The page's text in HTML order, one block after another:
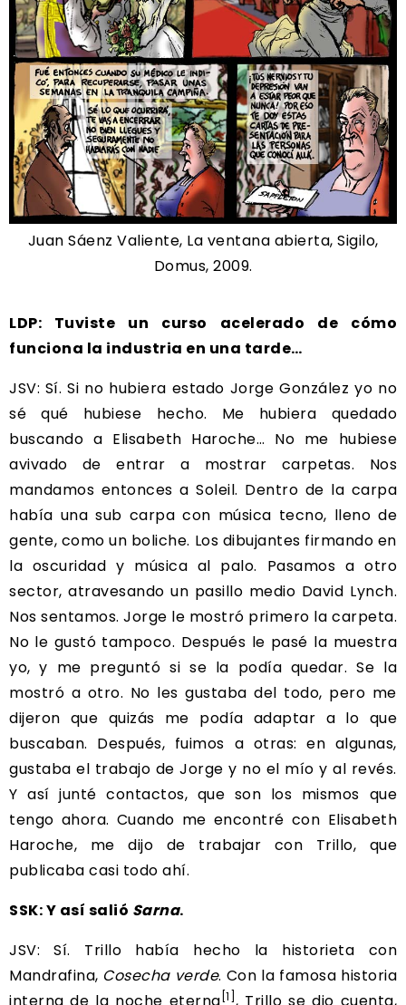
Juan Sáenz Valiente, La ventana abierta, Sigilo,
Domus, 2009.
LDP: Tuviste un curso acelerado de cómo
funciona la industria en una tarde…
JSV: Sí. Si no hubiera estado Jorge González yo no
sé qué hubiese hecho. Me hubiera quedado
buscando a Elisabeth Haroche… No me hubiese
avivado de entrar a mostrar carpetas. Nos
mandamos entonces a Soleil. Dentro de la carpa
había una sub carpa con música tecno, lleno de
gente, como un boliche. Los dibujantes firmando en
la oscuridad y música al palo. Pasamos a otro
sector, atravesando un pasillo medio David Lynch.
Nos sentamos. Jorge le mostró primero la carpeta.
No le gustó tampoco. Después le pasé la muestra
yo, y me preguntó si se la podía quedar. Se la
mostró a otro. No les gustaba del todo, pero me
dijeron que quizás me podía adaptar a lo que
buscaban. Después, fuimos a otras: en algunas,
gustaba el trabajo de Jorge y no el mío y al revés.
Y así junté contactos, que son los mismos que
tengo ahora. Cuando me encontré con Elisabeth
Haroche, me dijo de trabajar con Trillo, que
publicaba casi todo ahí.
SSK: Y así salió Sarna.
JSV: Sí. Trillo había hecho la historieta con
Mandrafina, Cosecha verde. Con la famosa historia
interna de la noche eterna [1] , Trillo se dio cuenta,